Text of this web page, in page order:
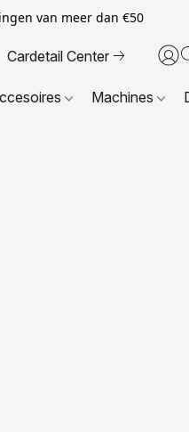
van meer dan €50
Cardetail Center
Machines